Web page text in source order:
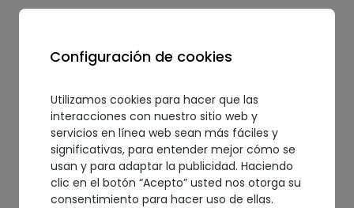
camastro, te recomendamos saborear
restaurantes de tu hotel. Recuerda que en
loshoteles todo incluido Riviera Maya
puedes disfrutar de unos buenos tacos de
pescado, otra botella de vino, postre… uno
de cada uno, y así hasta que sacies tu
apetito. Y no te olvides de una buena taza
Configuración de cookies
Utilizamos cookies para hacer que las
interacciones con nuestro sitio web y
servicios en línea web sean más fáciles y
significativas, para entender mejor cómo se
usan y para adaptar la publicidad. Haciendo
clic en el botón “Acepto” usted nos otorga su
consentimiento para hacer uso de ellas.